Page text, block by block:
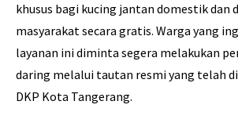
khusus bagi kucing jantan domestik dan
masyarakat secara gratis. Warga yang
layanan ini diminta segera melakukan
daring melalui tautan resmi yang telah
DKP Kota Tangerang.